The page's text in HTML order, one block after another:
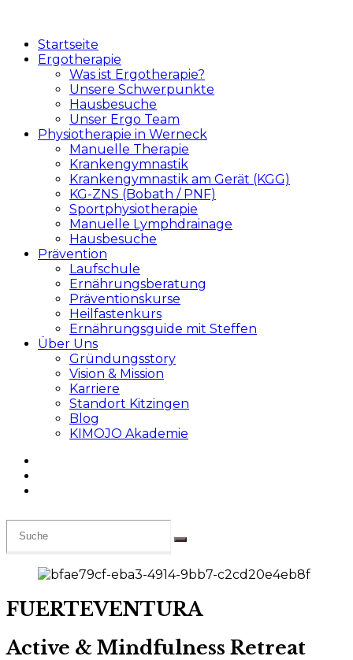
Startseite
Ergotherapie
Was ist Ergotherapie?
Unsere Schwerpunkte
Hausbesuche
Unser Ergo Team
Physiotherapie in Werneck
Manuelle Therapie
Krankengymnastik
Krankengymnastik am Gerät (KGG)
KG-ZNS (Bobath / PNF)
Sportphysiotherapie
Manuelle Lymphdrainage
Hausbesuche
Prävention
Laufschule
Ernährungsberatung
Präventionskurse
Heilfastenkurs
Ernährungsguide mit Steffen
Über Uns
Gründungsstory
Vision & Mission
Karriere
Standort Kitzingen
Blog
KIMOJO Akademie
FUERTEVENTURA
Active & Mindfulness Retreat